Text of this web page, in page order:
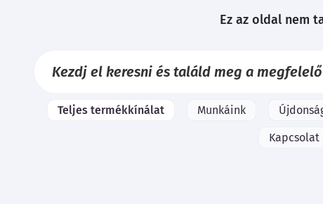
Ez az oldal nem
Teljes termékkínálat Munkáink
Kapcsolat